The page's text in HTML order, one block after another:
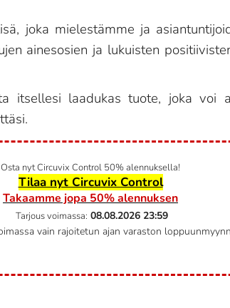
joka mielestämme ja
ainesosien ja lukuisten
itsellesi laadukas tuote, joka voi
Osta nyt Circuvix Control 50% alennuksella!
Tilaa nyt Circuvix Control
Takaamme jopa 50% alennuksen
Tarjous voimassa: 08.08.2026 23:59
vain rajoitetun ajan varaston